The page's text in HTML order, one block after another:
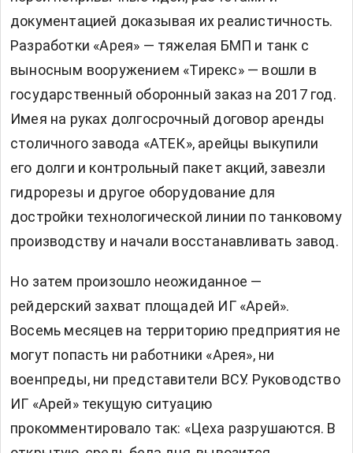
документацией доказывая их реалистичность.
Разработки «Арея» — тяжелая БМП и танк с
выносным вооружением «Тирекс» — вошли в
государственный оборонный заказ на 2017 год.
Имея на руках долгосрочный договор аренды
столичного завода «АТЕК», арейцы выкупили
его долги и контрольный пакет акций, завезли
гидрорезы и другое оборудование для
достройки технологической линии по танковому
производству и начали восстанавливать завод.
Но затем произошло неожиданное —
рейдерский захват площадей ИГ «Арей».
Восемь месяцев на территорию предприятия не
могут попасть ни работники «Арея», ни
военпреды, ни представители ВСУ. Руководство
ИГ «Арей» текущую ситуацию
прокомментировало так: «Цеха разрушаются. В